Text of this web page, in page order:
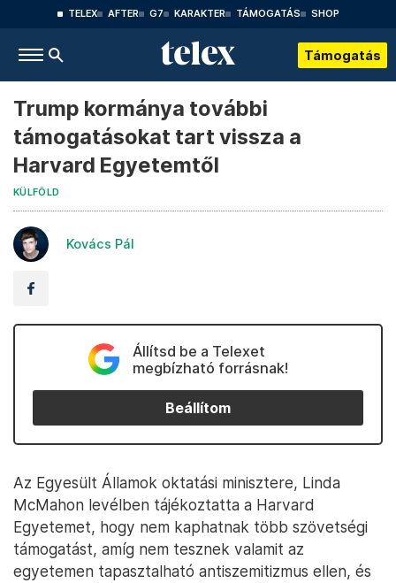
TELEX AFTER G7 KARAKTER TÁMOGATÁS SHOP
Támogatás
Trump kormánya további
támogatásokat tart vissza a
Harvard Egyetemtől
KÜLFÖLD
Kovács Pál
Állítsd be a Telexet
megbízható forrásnak!
Beállítom
Az Egyesült Államok oktatási minisztere, Linda
McMahon levélben tájékoztatta a Harvard
Egyetemet, hogy nem kaphatnak több szövetségi
támogatást, amíg nem tesznek valamit az
egyetemen tapasztalható antiszemitizmus ellen, és